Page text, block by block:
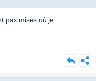
pas mises où je